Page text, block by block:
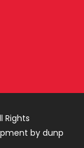
by dunp